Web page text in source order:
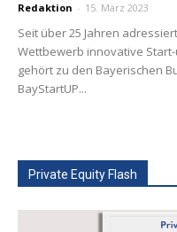
Redaktion - 15. März 2023
Seit über 25 Jahren
Wettbewerb innovative
gehört zu den Bayerischen
BayStartUP...
Private Equity Flash